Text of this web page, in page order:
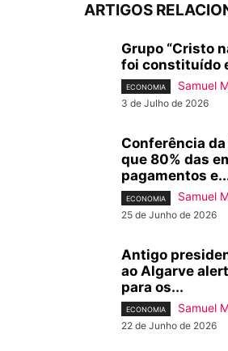
ARTIGOS
Grupo “Cristo
foi constituído
ECONOMIA Samuel
3 de Julho de 2026
Conferência da
que 80% das
pagamentos
ECONOMIA Samuel
25 de Junho de 2026
Antigo
ao Algarve
para os...
ECONOMIA Samuel
22 de Junho de 2026